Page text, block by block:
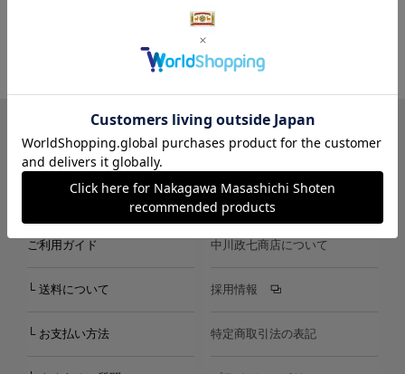
LINE Instagram X Facebook メールマガジン
ご利用ガイド
└ 送料について
└ お支払い方法
中川政七商店について
採用情報
特定商取引法の表記